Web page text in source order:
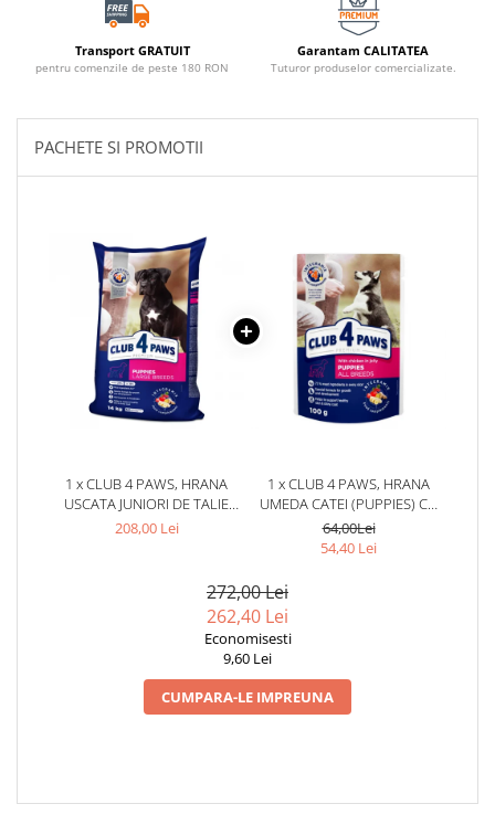
Transport GRATUIT
pentru comenzile de peste 180 RON
Garantam CALITATEA
Tuturor produselor comercializate.
PACHETE SI PROMOTII
1 x CLUB 4 PAWS, HRANA
USCATA JUNIORI DE TALIE
MARE, CU PUI, 14KG
208,00 Lei
1 x CLUB 4 PAWS, HRANA
UMEDA CATEI (PUPPIES) CU
GAINA IN JELEU, SET 24X100G
64,00Lei
54,40 Lei
272,00 Lei
262,40 Lei
Economisesti
9,60 Lei
CUMPARA-LE IMPREUNA